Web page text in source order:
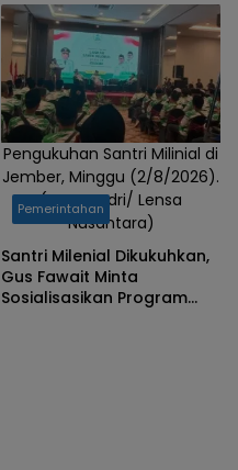
Layanan Kualitas
Pengukuhan Santri Milinial di
Jember, Minggu (2/8/2026).
(Foto: Badri/ Lensa
Nusantara)
Pemerintahan
Santri Milenial Dikukuhkan,
Gus Fawait Minta
Sosialisasikan Program